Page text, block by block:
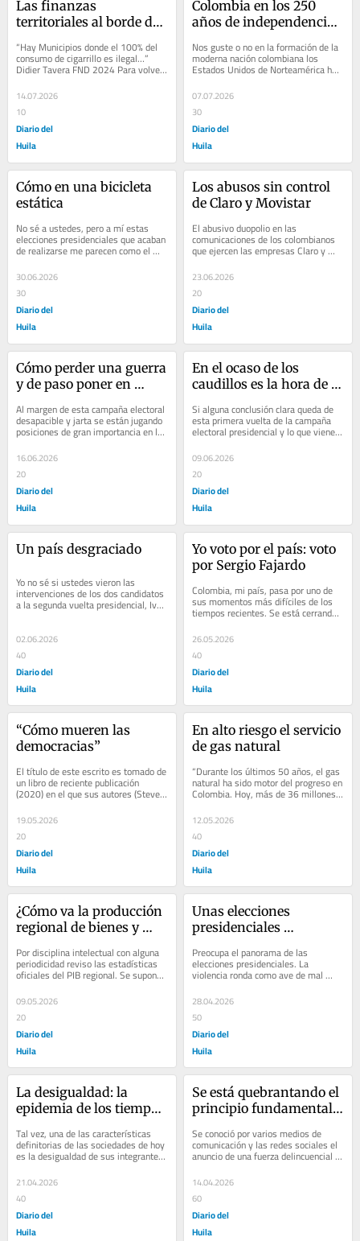
Las finanzas
territoriales al borde del
“Hay Municipios donde el 100% del
consumo de cigarrillo es ilegal…”
Didier Tavera FND 2024 Para volver
cotidiana...
14.07.2026
10
Diario del
Huila
Colombia en los 250
años de independencia
Nos guste o no en la formación de la
moderna nación colombiana los
Estados Unidos de Norteamérica ha
bien y para...
07.07.2026
30
Diario del
Huila
Cómo en una bicicleta
estática
No sé a ustedes, pero a mí estas
elecciones presidenciales que acaban
de realizarse me parecen como el
ejercicio en una bicicleta estática. No
solo...
30.06.2026
30
Diario del
Huila
Los abusos sin control
de Claro y Movistar
El abusivo duopolio en las
comunicaciones de los colombianos
que ejercen las empresas Claro y
Movistar es insoportable. Tiene
usted que sufrir los...
23.06.2026
20
Diario del
Huila
Cómo perder una guerra
y de paso poner en
Al margen de esta campaña electoral
desapacible y jarta se están jugando
posiciones de gran importancia en la
confrontación mundial por el poder....
16.06.2026
20
Diario del
Huila
En el ocaso de los
caudillos es la hora de
Si alguna conclusión clara queda de
esta primera vuelta de la campaña
electoral presidencial y lo que viene
de la segunda vuelta, es el ocaso...
09.06.2026
20
Diario del
Huila
Un país desgraciado
Yo no sé si ustedes vieron las
intervenciones de los dos candidatos
a la segunda vuelta presidencial, Iván
Cepeda y Abelardo de la Espriella,...
02.06.2026
40
Diario del
Huila
Yo voto por el país: voto
por Sergio Fajardo
Colombia, mi país, pasa por uno de
sus momentos más difíciles de los
tiempos recientes. Se está cerrando
un ciclo en el que múltiples factores...
26.05.2026
40
Diario del
Huila
“Cómo mueren las
democracias”
El título de este escrito es tomado de
un libro de reciente publicación
(2020) en el que sus autores (Steven
Levitsky y Daniel Ziblatt) llaman la...
19.05.2026
20
Diario del
Huila
En alto riesgo el servicio
de gas natural
“Durante los últimos 50 años, el gas
natural ha sido motor del progreso en
Colombia. Hoy, más de 36 millones
de colombianos se benefician del...
12.05.2026
40
Diario del
Huila
¿Cómo va la producción
regional de bienes y
Por disciplina intelectual con alguna
periodicidad reviso las estadísticas
oficiales del PIB regional. Se supone
que por este mes de mayo el Dane...
09.05.2026
20
Diario del
Huila
Unas elecciones
presidenciales
violencia
Preocupa el panorama de las
elecciones presidenciales. La
violencia ronda como ave de mal
las mismas. Los...
28.04.2026
50
Diario del
Huila
La desigualdad: la
epidemia de los tiempos
Tal vez, una de las características
definitorias de las sociedades de hoy
es la desigualdad de sus integrantes.
Un dato de un informe reciente, “el...
21.04.2026
40
Diario del
Huila
Se está quebrantando el
principio fundamental
derecho a la igualdad
Se conoció por varios medios de
comunicación y las redes sociales el
anuncio de una fuerza delincuencial
14.04.2026
60
Diario del
Huila